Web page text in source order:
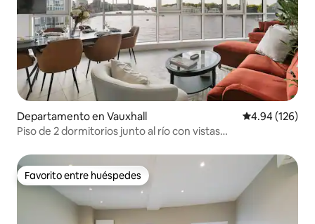
Departamento en Vauxhall Calificación
4.94 (126)
Piso de 2 dormitorios junto al río con vistas
Favorito entre huéspedes
Favorito entre huéspedes